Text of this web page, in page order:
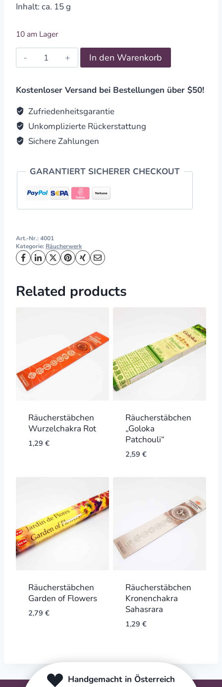
Inhalt: ca. 15 g
10 am Lager
Räucherstäbchen
"Goloka
Meditation"
In den Warenkorb
Kostenloser Versand bei Bestellungen über $50!
Zufriedenheitsgarantie
Unkomplizierte Rückerstattung
Sichere Zahlungen
GARANTIERT SICHERER CHECKOUT
Art.-Nr.:4001
Kategorie: Räucherwerk
Related products
Räucherstäbchen
Wurzelchakra Rot
1,29 €
Räucherstäbchen
„Goloka
Patchouli“
2,59 €
Räucherstäbchen
Garden of Flowers
2,79 €
Räucherstäbchen
Kronenchakra
Sahasrara
1,29 €
Handgemacht in Österreich